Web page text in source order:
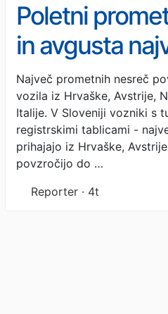
Poletni
in avgusta
tujci na
Največ prometnih nesreč
vozila iz Hrvaške, Avstrije,
Italije. V Sloveniji vozniki s
registrskimi tablicami -
prihajajo iz Hrvaške,
povzročijo do …
Reporter · 4t